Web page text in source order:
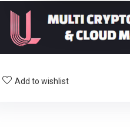
Add to wishlist